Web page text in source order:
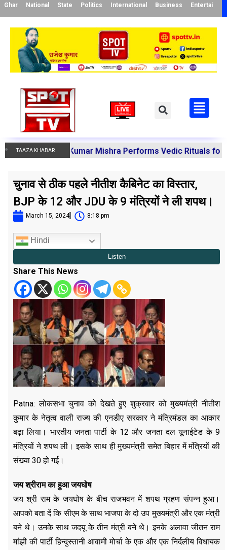
Ghar National State Politics International Business
TAAZA KHABAR
Manoj Kumar Mishra Performs Vedic Rituals for the
चुनाव से ठीक पहले नीतीश कैबिनेट का विस्तार,
BJP के 12 और JDU के 9 मंत्रियों ने ली शपथ।
March 15, 2024 8:18 pm
Hindi
Share This News
Patna: लोकसभा चुनाव को देखते हुए शुक्रवार को मुख्यमंत्री नीतीश
कुमार के नेतृत्व वाली राज्य की एनडीए सरकार ने मंत्रिमंडल का आकार
बढ़ा लिया। भारतीय जनता पार्टी के 12 और जनता दल यूनाईटेड के 9
मंत्रियों ने शपथ ली। इसके साथ ही मुख्यमंत्री समेत बिहार में मंत्रियों की
संख्या 30 हो गई।
जय श्रीराम का हुआ जयघोष
जय श्री राम के जयघोष के बीच राजभवन में शपथ ग्रहण संपन्न हुआ।
आपको बता दें कि सीएम के साथ भाजपा के दो उप मुख्यमंत्री और एक मंत्री
बने थे। उनके साथ जदयू के तीन मंत्री बने थे। इनके अलावा जीतन राम
मांझी की पार्टी हिन्दुस्तानी आवामी मोर्चा के एक और एक निर्दलीय विधायक